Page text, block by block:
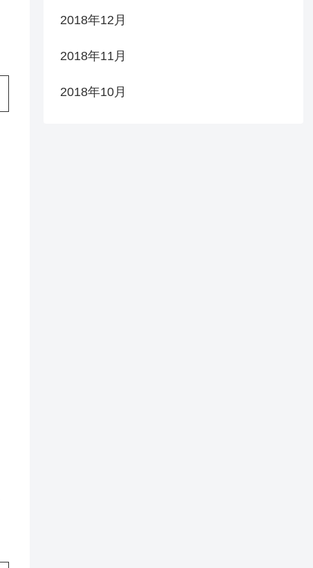
2018年12月
2018年11月
2018年10月